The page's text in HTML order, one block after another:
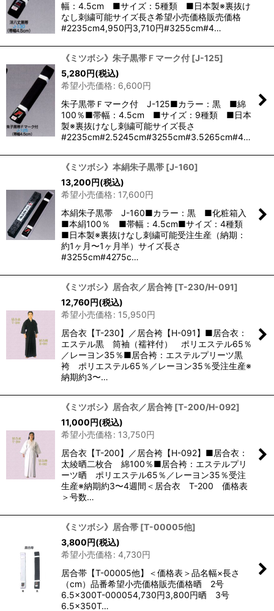
幅：4.5cm ■サイズ：5種類 ■日本製※裏抜け
なし刺繍可能サイズ長さ希望小売価格販売価格
#2235cm4,950円3,710円#3255cm#4…
《ミツボシ》朱子黒帯Ｆマーク付 [J-125]
5,280円(税込)
希望小売価格: 6,600円
朱子黒帯Ｆマーク付 J-125■カラー：黒 ■綿
100％■帯幅：4.5cm ■サイズ：9種類 ■日本
製※裏抜けなし刺繍可能サイズ長さ
#2235cm#2.5245cm#3255cm#3.5265cm#4…
《ミツボシ》本絹朱子黒帯 [J-160]
13,200円(税込)
希望小売価格: 17,600円
本絹朱子黒帯 J-160■カラー：黒 ■化粧箱入
■本絹100％ ■帯幅：4.5cm■サイズ：4種類
■日本製※裏抜けなし刺繍可能受注生産（納期：
約1ヶ月〜1ヶ月半）サイズ長さ
#3255cm#4275c…
《ミツボシ》居合衣／居合袴 [T-230/H-091]
12,760円(税込)
希望小売価格: 15,950円
居合衣【T-230】／居合袴【H-091】■居合衣：
エステル黒 筒袖（襦袢付） ポリエステル65％
／レーヨン35％■居合袴：エステルプリーツ黒
袴 ポリエステル65％／レーヨン35％受注生産※
納期約3〜…
《ミツボシ》居合衣／居合袴 [T-200/H-092]
11,000円(税込)
希望小売価格: 13,750円
居合衣【T-200】／居合袴【H-092】■居合衣：
太綾晒二枚合 綿100％■居合袴：エステルプリ
ーツ晒 ポリエステル65％／レーヨン35％受注
生産※納期約3〜4週間＜居合衣 T-200 価格表
＞号数…
《ミツボシ》居合帯 [T-00005他]
3,800円(税込)
希望小売価格: 4,730円
居合帯【T-00005他】＜価格表＞品名幅×長さ
（cm）品番希望小売価格販売価格晒 2号
6.5×300T-000054,730円3,800円晒 3号
6.5×350T…